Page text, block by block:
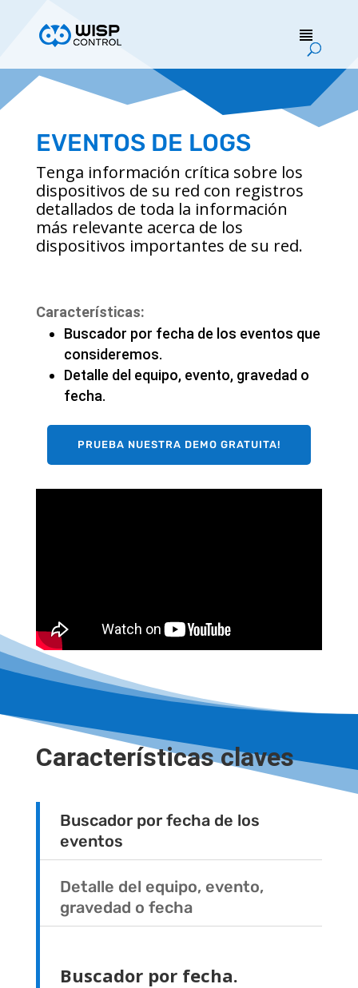
EVENTOS DE LOGS
Tenga información crítica sobre los
dispositivos de su red con registros
detallados de toda la información
más relevante acerca de los
dispositivos importantes de su red.
Características:
Buscador por fecha de los eventos que
consideremos.
Detalle del equipo, evento, gravedad o
fecha.
PRUEBA NUESTRA DEMO GRATUITA!
Características claves
Buscador por fecha de los
eventos
Detalle del equipo, evento,
gravedad o fecha
Buscador por fecha.